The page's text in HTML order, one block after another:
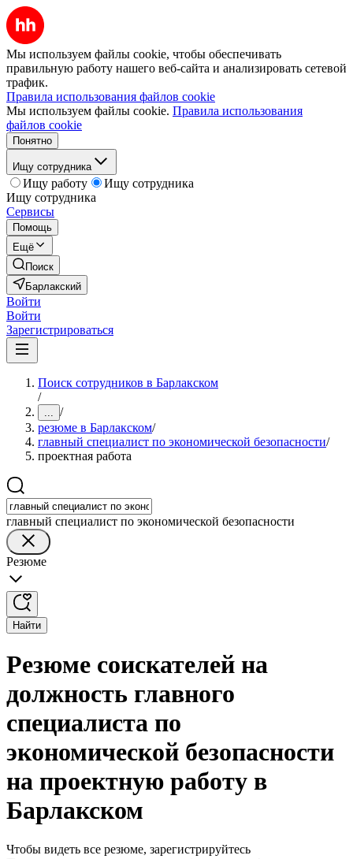
Мы используем файлы cookie, чтобы обеспечивать
правильную работу нашего веб-сайта и анализировать сетевой
трафик.
Правила использования файлов cookie
Мы используем файлы cookie. Правила использования
файлов cookie
Понятно
Ищу сотрудника
Ищу работу
Ищу сотрудника
Ищу сотрудника
Сервисы
Помощь
Ещё
Поиск
Барлакский
Войти
Войти
Зарегистрироваться
Поиск сотрудников в Барлакском
/
... /
резюме в Барлакском/
главный специалист по экономической безопасности/
проектная работа
главный специалист по экономической безопасности
Резюме
Найти
Резюме соискателей на
должность главного
специалиста по
экономической безопасности
на проектную работу в
Барлакском
Чтобы видеть все резюме, зарегистрируйтесь